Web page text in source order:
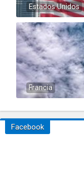
Estados Unidos
Francia
Facebook